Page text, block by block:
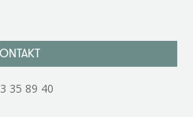
35 89 40